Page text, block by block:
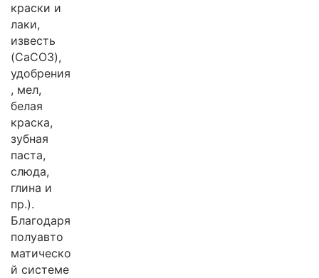
краски и
лаки,
известь
(CaCO3),
удобрения
, мел,
белая
краска,
зубная
паста,
слюда,
глина и
пр.).
Благодаря
полуавто
матическо
й системе